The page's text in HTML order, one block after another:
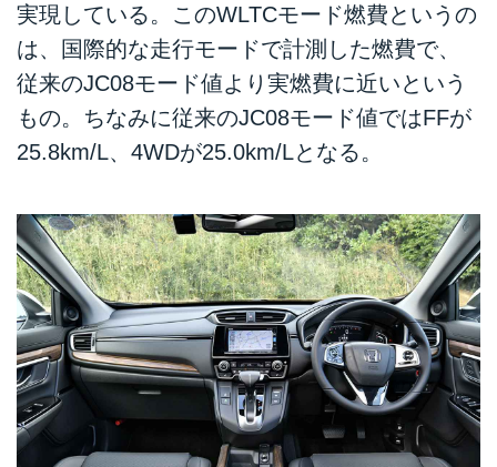
実現している。このWLTCモード燃費というの
は、国際的な走行モードで計測した燃費で、
従来のJC08モード値より実燃費に近いという
もの。ちなみに従来のJC08モード値ではFFが
25.8km/L、4WDが25.0km/Lとなる。